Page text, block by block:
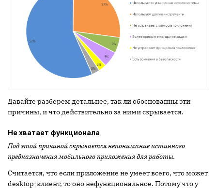
Давайте разберем детальнее, так ли обоснованны эти
причины, и что действительно за ними скрывается.
Не хватает функционала
Под этой причиной скрывается непонимание истинного
предназначения мобильного приложения для работы.
Считается, что если приложение не умеет всего, что может
desktop-клиент, то оно нефункциональное. Потому что у